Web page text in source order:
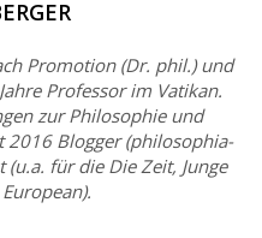
Promotion (Dr. phil.) und
Professor im Vatikan.
zur Philosophie und
2016 Blogger (philosophia-
für die Die Zeit, Junge